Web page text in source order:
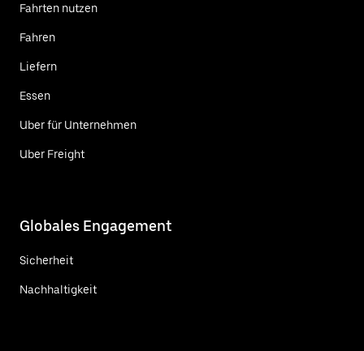
Fahrten nutzen
Fahren
Liefern
Essen
Uber für Unternehmen
Uber Freight
Globales Engagement
Sicherheit
Nachhaltigkeit